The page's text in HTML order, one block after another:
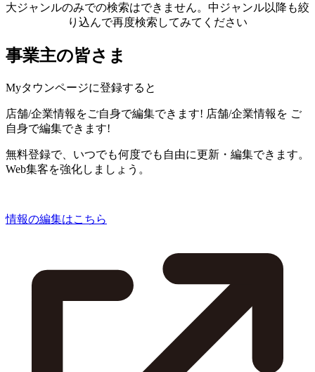
大ジャンルのみでの検索はできません。中ジャンル以降も絞
り込んで再度検索してみてください
事業主の皆さま
Myタウンページに登録すると
店舗/企業情報をご自身で編集できます! 店舗/企業情報を ご
自身で編集できます!
無料登録で、いつでも何度でも自由に更新・編集できます。
Web集客を強化しましょう。
情報の編集はこちら